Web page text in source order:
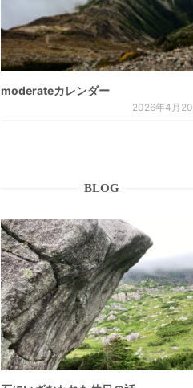
moderateカレンダー
2026年4月20
BLOG